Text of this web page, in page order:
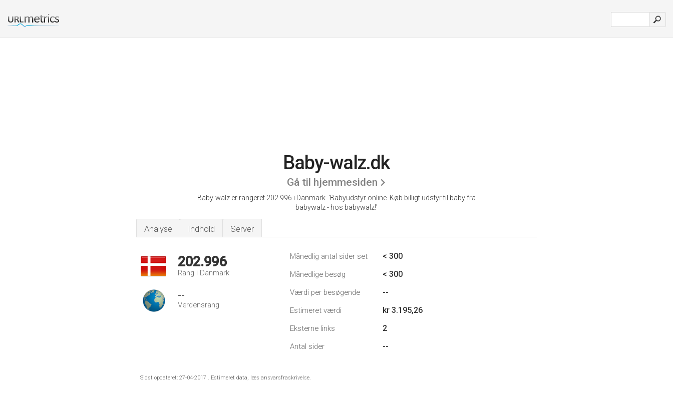
Baby-walz.dk
Gå til hjemmesiden
Baby-walz er rangeret 202.996 i Danmark. 'Babyudstyr online. Køb billigt udstyr til baby fra
babywalz - hos babywalz!'
Analyse Indhold Server
202.996
Rang i Danmark
--
Verdensrang
Månedlig antal sider set < 300
Månedlige besøg < 300
Værdi per besøgende --
Estimeret værdi kr 3.195,26
Eksterne links 2
Antal sider --
Sidst opdateret: 27-04-2017 . Estimeret data, læs ansvarsfraskrivelse.